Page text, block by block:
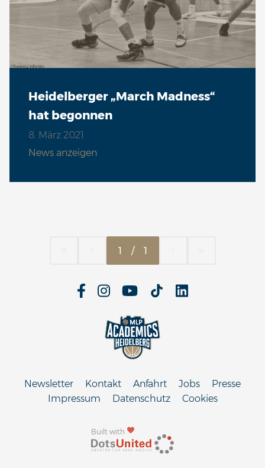
Heidelberger „March Madness“
hat begonnen
8. März 2021
News anzeigen
1 / 1
Built with
Newsletter Kontakt Anfahrt Jobs
Presse
Impressum
Datenschutz Cookies